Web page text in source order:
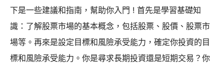
下是一些建議和指南，幫助你入門 ! 首先是學習基礎知
識：了解股票市場的基本概念，包括股票、股價、股票市
場等。再來是設定目標和風險承受能力，確定你投資的目
標和風險承受能力。你是尋求長期投資還是短期交易？你